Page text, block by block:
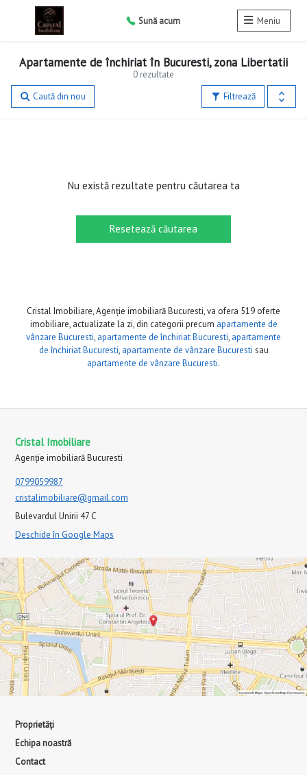
Sună acum Meniu
0 rezultate
Apartamente de închiriat în Bucuresti, zona Libertatii
Filtrează
Caută din nou
Nu există rezultate pentru căutarea ta
Resetează căutarea
Cristal Imobiliare, Agenție imobiliară Bucuresti, va ofera 519 oferte
imobiliare, actualizate la zi, din categorii precum apartamente de
vânzare Bucuresti, apartamente de închiriat Bucuresti, apartamente
de închiriat Bucuresti, apartamente de vânzare Bucuresti sau
apartamente de vânzare Bucuresti.
Cristal Imobiliare
Agenție imobiliară Bucuresti
0799059987
cristalimobiliare@gmail.com
Bulevardul Unirii 47 C
Deschide în Google Maps
Proprietăți
Echipa noastră
Contact